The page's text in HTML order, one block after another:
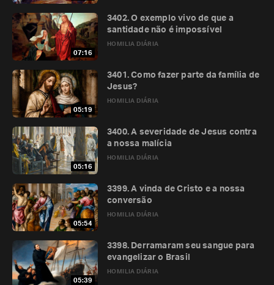
07:16
HOMILIA DIÁRIA
3402. O exemplo vivo de que a
santidade não é impossível
05:19
HOMILIA DIÁRIA
3401. Como fazer parte da família de
Jesus?
05:16
HOMILIA DIÁRIA
3400. A severidade de Jesus contra
a nossa malícia
05:54
HOMILIA DIÁRIA
3399. A vinda de Cristo e a nossa
conversão
05:39
HOMILIA DIÁRIA
3398. Derramaram seu sangue para
evangelizar o Brasil